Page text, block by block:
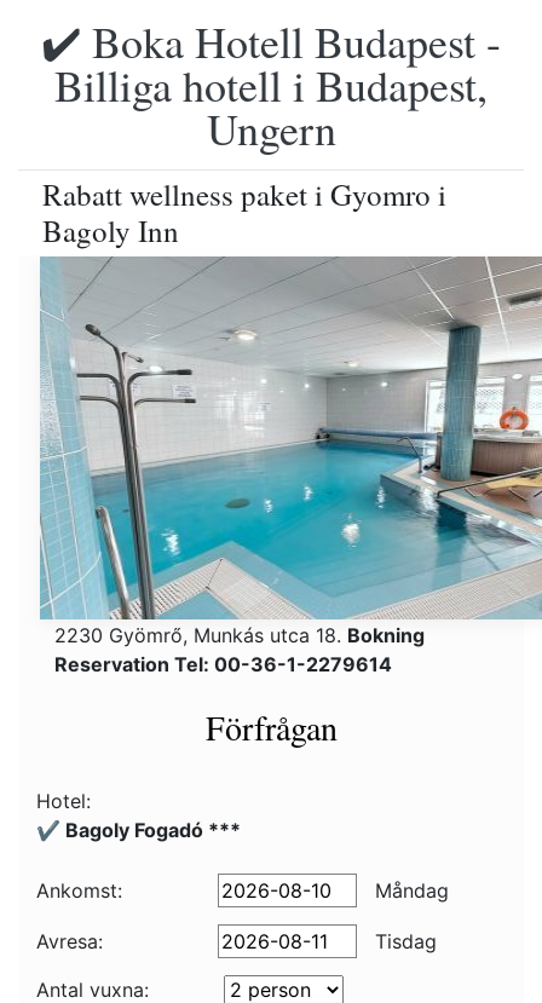
✔️ Boka Hotell Budapest -
Billiga hotell i Budapest,
Ungern
Rabatt wellness paket i Gyomro i
Bagoly Inn
2230 Gyömrő, Munkás utca 18. Bokning
Reservation Tel: 00-36-1-2279614
Förfrågan
Hotel:
✔️ Bagoly Fogadó ***
Ankomst: Måndag
Avresa:
Tisdag
Antal vuxna: